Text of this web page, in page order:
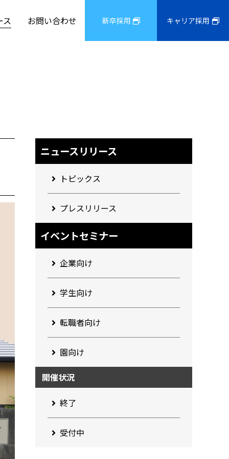
ス お問い合わせ 新卒採用 キャリア採用
ニュースリリース
トピックス
プレスリリース
イベントセミナー
企業向け
学生向け
転職者向け
園向け
開催状況
終了
受付中